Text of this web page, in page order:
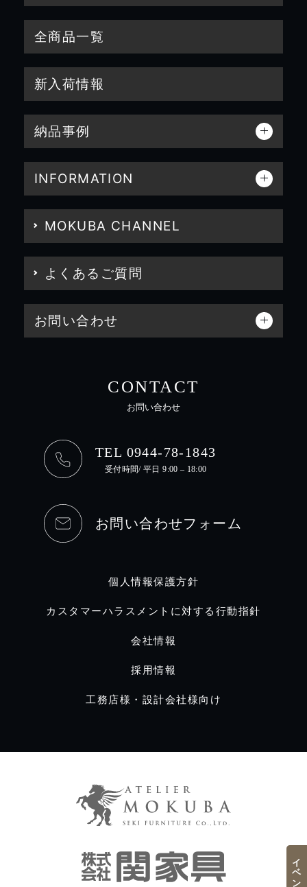
全商品一覧
新入荷情報
納品事例
INFORMATION
MOKUBA CHANNEL
よくあるご質問
お問い合わせ
CONTACT
お問い合わせ
TEL 0944-78-1843
受付時間/ 平日 9:00 – 18:00
お問い合わせフォーム
個人情報保護方針
カスタマーハラスメントに対する行動指針
会社情報
採用情報
工務店様・設計会社様向け